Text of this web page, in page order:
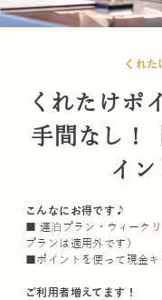
くれた
くれたけポ
手間なし！
イ
こんなにお得です♪
■ 連泊プラン・ウィーク
プランは適用外です）
■ポイントを使って現金
ご利用者増えてます！